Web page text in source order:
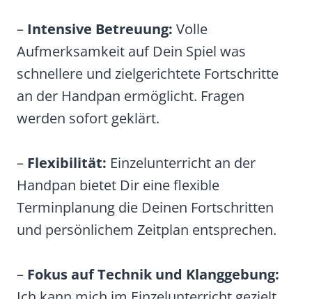
– Intensive Betreuung: Volle
Aufmerksamkeit auf Dein Spiel was
schnellere und zielgerichtete Fortschritte
an der Handpan ermöglicht. Fragen
werden sofort geklärt.
– Flexibilität: Einzelunterricht an der
Handpan bietet Dir eine flexible
Terminplanung die Deinen Fortschritten
und persönlichem Zeitplan entsprechen.
– Fokus auf Technik und Klanggebung: